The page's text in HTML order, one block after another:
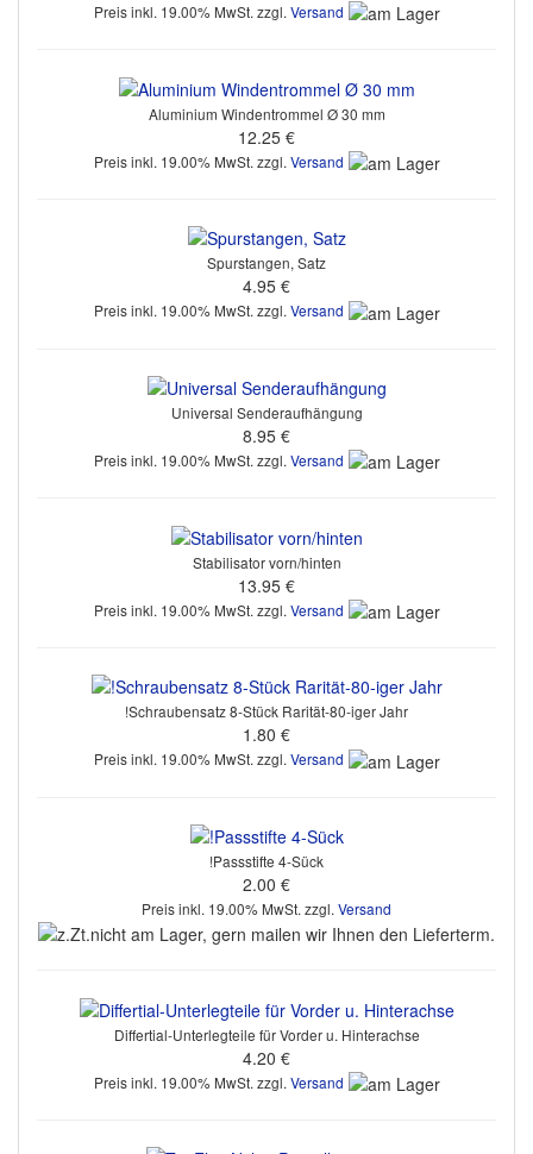
Preis inkl. 19.00% MwSt. zzgl. Versand
Aluminium Windentrommel Ø 30 mm
12.25 €
Preis inkl. 19.00% MwSt. zzgl. Versand
Spurstangen, Satz
4.95 €
Preis inkl. 19.00% MwSt. zzgl.Versand
Universal Senderaufhängung
8.95 €
Preis inkl. 19.00% MwSt. zzgl. Versand
Stabilisator vorn/hinten
13.95 €
Preis inkl. 19.00% MwSt. zzgl. Versand
!Schraubensatz 8-Stück Rarität-80-iger Jahr
1.80 €
Preis inkl. 19.00% MwSt. zzgl.Versand
!Passstifte 4-Sück
2.00 €
Preis inkl. 19.00% MwSt. zzgl. Versand
Differtial-Unterlegteile für Vorder u. Hinterachse
4.20 €
Preis inkl. 19.00% MwSt. zzgl. Versand